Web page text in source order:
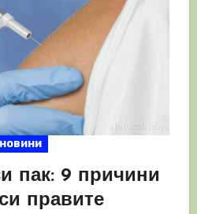
новини
пак: 9 причини
правите